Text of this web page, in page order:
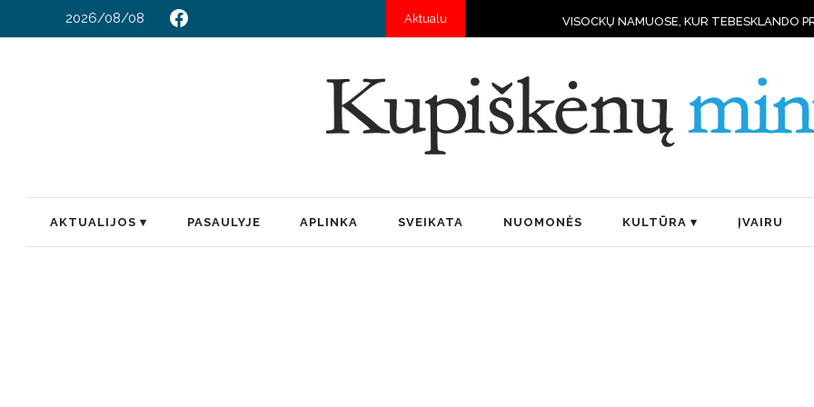
2026/08/08 Aktualu VISOCKŲ NAMUOSE, KUR TEBESKLANDO PRIEŠKARIO
AKTUALIJOS PASAULYJE APLINKA SVEIKATA NUOMONĖS KULTŪRA ĮVAIRU